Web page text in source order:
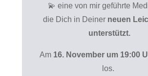
💫 eine von mir geführte
die Dich in Deiner neuen
unterstützt.
Am 16. November um 19:00
los.